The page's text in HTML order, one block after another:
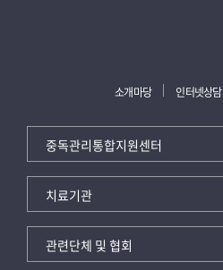
소개마당 인터넷상담